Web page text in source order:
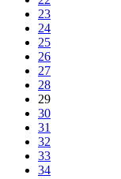
23
24
25
26
27
28
29
30
31
32
33
34